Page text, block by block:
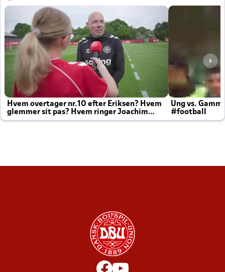
Hvem overtager nr.10 efter Eriksen? Hvem
glemmer sit pas? Hvem ringer Joachim
altid til efter kampe?
Ung vs.
#football